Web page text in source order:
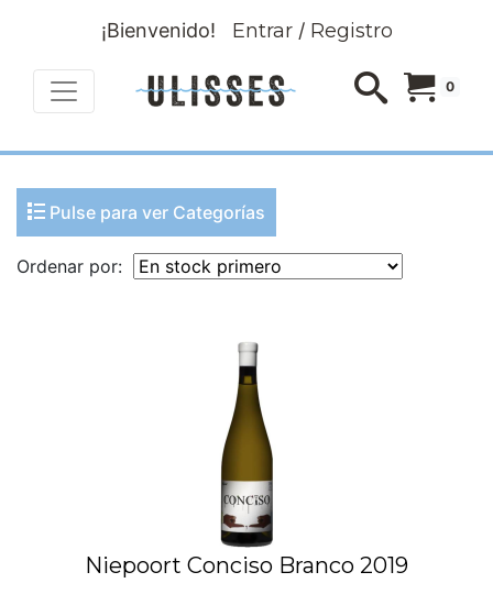
¡Bienvenido! Entrar/ Registro
0
Pulse para ver Categorías
Ordenar por:
Niepoort Conciso Branco 2019